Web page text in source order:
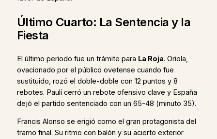
Último Cuarto: La Sentencia y la
Fiesta
El último periodo fue un trámite para La Roja. Oriola,
ovacionado por el público ovetense cuando fue
sustituido, rozó el doble-doble con 12 puntos y 8
rebotes. Paulí cerró un rebote ofensivo clave y España
dejó el partido sentenciado con un 65-48 (minuto 35).
Francis Alonso se erigió como el gran protagonista del
tramo final. Su ritmo con balón y su acierto exterior